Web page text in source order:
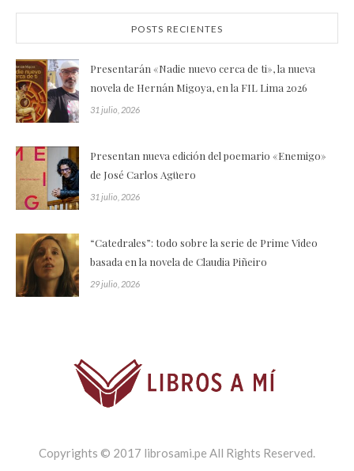
POSTS RECIENTES
Presentarán «Nadie nuevo cerca de ti», la nueva
novela de Hernán Migoya, en la FIL Lima 2026
31 julio, 2026
Presentan nueva edición del poemario «Enemigo»
de José Carlos Agüero
31 julio, 2026
“Catedrales”: todo sobre la serie de Prime Video
basada en la novela de Claudia Piñeiro
29 julio, 2026
Copyrights © 2017 librosami.pe All Rights Reserved.